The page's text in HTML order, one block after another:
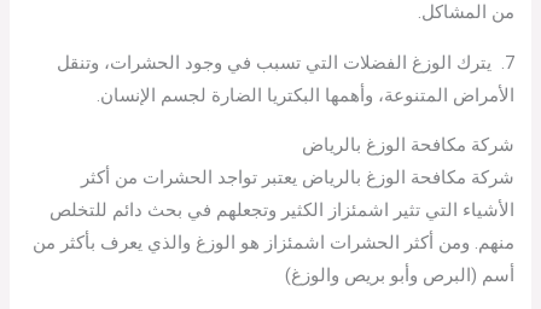
من المشاكل.
7. يترك الوزغ الفضلات التي تسبب في وجود الحشرات، وتنقل
الأمراض المتنوعة، وأهمها البكتريا الضارة لجسم الإنسان.
شركة مكافحة الوزغ بالرياض
شركة مكافحة الوزغ بالرياض يعتبر تواجد الحشرات من أكثر
الأشياء التي تثير اشمئزاز الكثير وتجعلهم في بحث دائم للتخلص
منهم. ومن أكثر الحشرات اشمئزاز هو الوزغ والذي يعرف بأكثر من
أسم (البرص وأبو بريص والوزغ)